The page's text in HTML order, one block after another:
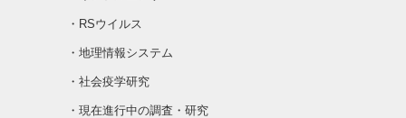
・RSウイルス
・地理情報システム
・社会疫学研究
・現在進行中の調査・研究